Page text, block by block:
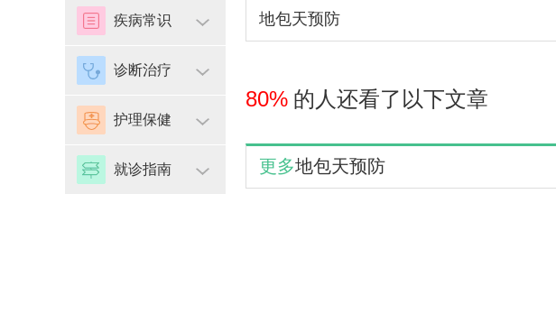
疾病常识
诊断治疗
护理保健
就诊指南
地包天预防
80% 的人还看了以下文章
更多地包天预防